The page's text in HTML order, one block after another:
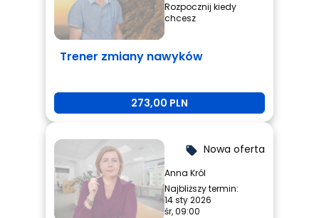
Rozpocznij kiedy
chcesz
Trener zmiany nawyków
273,00 PLN
local_offer Nowa oferta
Anna Król
Najbliższy termin:
14 sty 2026
śr, 09:00